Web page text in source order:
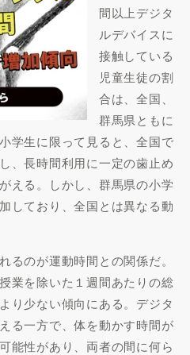
間以上デジタ
ルデバイスに
接触している
児童生徒の割
合は、全国、
群馬県ともに
学生に限って見ると、全国で
、長時間利用に一定の歯止め
える。しかし、群馬県の小学
しており、全国とは異なる動
のが運動時間との関係だ。
業を除いた１週間あたりの総
り少ない傾向にある。デジタ
る一方で、体を動かす時間が
能性があり、両者の間に何ら